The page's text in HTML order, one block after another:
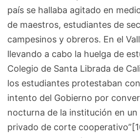
país se hallaba agitado en
de maestros, estudiantes de
campesinos y obreros. En el
llevando a cabo la huelga de
Colegio de Santa Librada de
los estudiantes protestaban
intento del Gobierno por
nocturna de la institución en un
privado de corte